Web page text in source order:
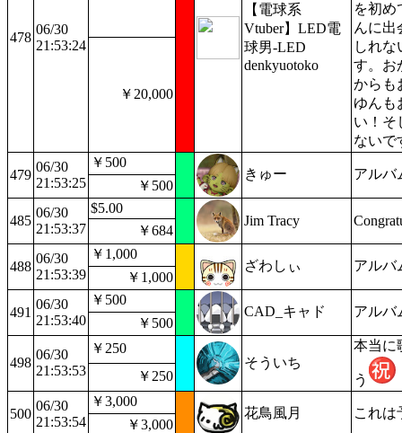
478
06/30
21:53:24
【電球系
Vtuber】LED電
球男-LED
denkyuotoko
を初め
んに出
しれ
す。お
からも
ゆんも
い！そ
ないで
￥20,000
479
06/30
21:53:25
￥500
きゅー アルバ
￥500
485
06/30
21:53:37
$5.00
Jim Tracy
￥684
488
06/30
21:53:39
￥1,000
ざわしぃ アルバ
￥1,000
491
06/30
21:53:40
￥500
CAD_キャド アルバ
￥500
498
06/30
21:53:53
￥250
そういち
本当に
う
￥250
500
06/30
21:53:54
￥3,000
花鳥風月 これは
￥3,000